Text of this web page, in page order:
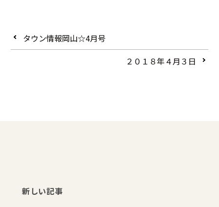
タウン情報岡山☆4月号
２０１８年４月３日
新しい記事